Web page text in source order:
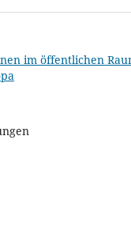
im öffentlichen